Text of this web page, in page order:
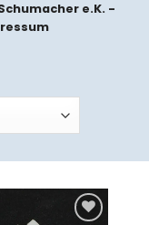
e.K. -